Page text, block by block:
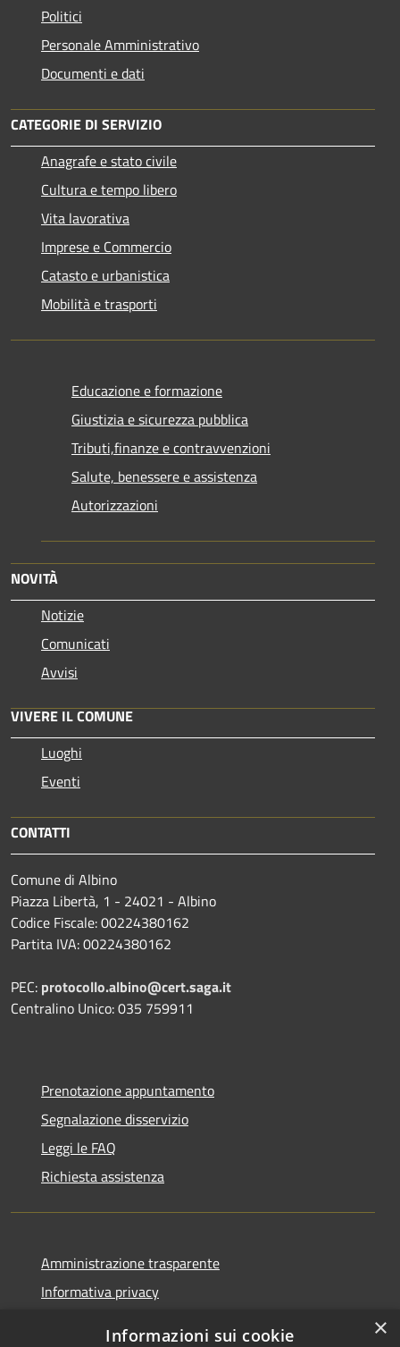
Politici
Personale Amministrativo
Documenti e dati
CATEGORIE DI SERVIZIO
Anagrafe e stato civile
Cultura e tempo libero
Vita lavorativa
Imprese e Commercio
Catasto e urbanistica
Mobilità e trasporti
Educazione e formazione
Giustizia e sicurezza pubblica
Tributi,finanze e contravvenzioni
Salute, benessere e assistenza
Autorizzazioni
NOVITÀ
Notizie
Comunicati
Avvisi
VIVERE IL COMUNE
Luoghi
Eventi
CONTATTI
Comune di Albino
Piazza Libertà, 1 - 24021 - Albino
Codice Fiscale: 00224380162
Partita IVA: 00224380162
PEC: protocollo.albino@cert.saga.it
Centralino Unico: 035 759911
Prenotazione appuntamento
Segnalazione disservizio
Leggi le FAQ
Richiesta assistenza
Amministrazione trasparente
Informativa privacy
×
Informazioni sui cookie